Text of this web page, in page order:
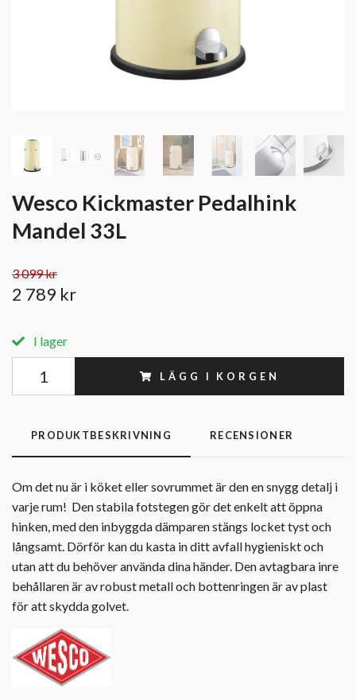
Wesco Kickmaster Pedalhink
Mandel 33L
3 099 kr
2 789 kr
I lager
LÄGG I KORGEN
PRODUKTBESKRIVNING RECENSIONER
Om det nu är i köket eller sovrummet är den en snygg detalj i
varje rum! Den stabila fotstegen gör det enkelt att öppna
hinken, med den inbyggda dämparen stängs locket tyst och
långsamt. Dörför kan du kasta in ditt avfall hygieniskt och
utan att du behöver använda dina händer. Den avtagbara inre
behållaren är av robust metall och bottenringen är av plast
för att skydda golvet.